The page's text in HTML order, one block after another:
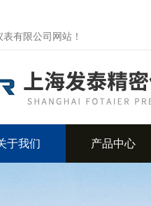
有限公司网站！
于我们 产品中心